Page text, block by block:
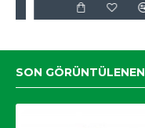
SON GÖRÜNTÜLENEN